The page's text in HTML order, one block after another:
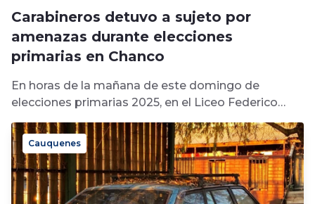
Carabineros detuvo a sujeto por
amenazas durante elecciones
primarias en Chanco
En horas de la mañana de este domingo de
elecciones primarias 2025, en el Liceo Federico
Cauquenes